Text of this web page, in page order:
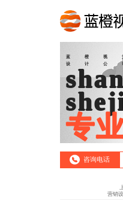
蓝橙
设计公
专
咨询电话
营销